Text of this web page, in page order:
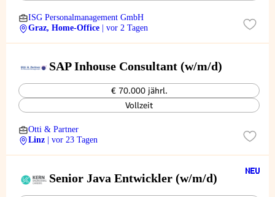
ISG Personalmanagement GmbH
Graz, Home-Office
| vor 2 Tagen
SAP Inhouse Consultant (w/m/d)
€ 70.000 jährl.
Vollzeit
Otti & Partner
Linz
| vor 23 Tagen
Senior Java Entwickler (w/m/d)